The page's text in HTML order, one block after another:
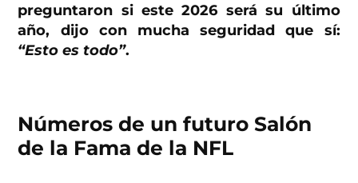
preguntaron si este 2026 será su último
año, dijo con mucha seguridad que sí:
“Esto es todo”.
Números de un futuro Salón
de la Fama de la NFL